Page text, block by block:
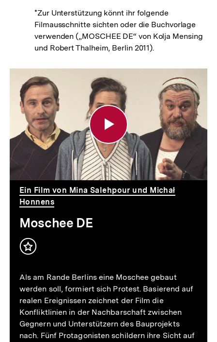
*Zur Unterstützung könnt ihr folgende
Filmausschnitte sichten oder die Buchvorlage
verwenden („MOSCHEE DE“ von Kolja Mensing
und Robert Thalheim, Berlin 2011).
Moschee
DE
Ein Film von Mina Salehpour und Michał
Honnens
Moschee DE
Inhalt
Als am Rande Berlins eine Moschee gebaut
werden soll, formiert sich Protest. Basierend auf
realen Ereignissen zeichnet der Film die
Konfliktlinien in der Nachbarschaft zwischen
Gegnern und Unterstützern des Bauprojekts
nach. Fünf Protagonisten schildern ihre Sicht auf